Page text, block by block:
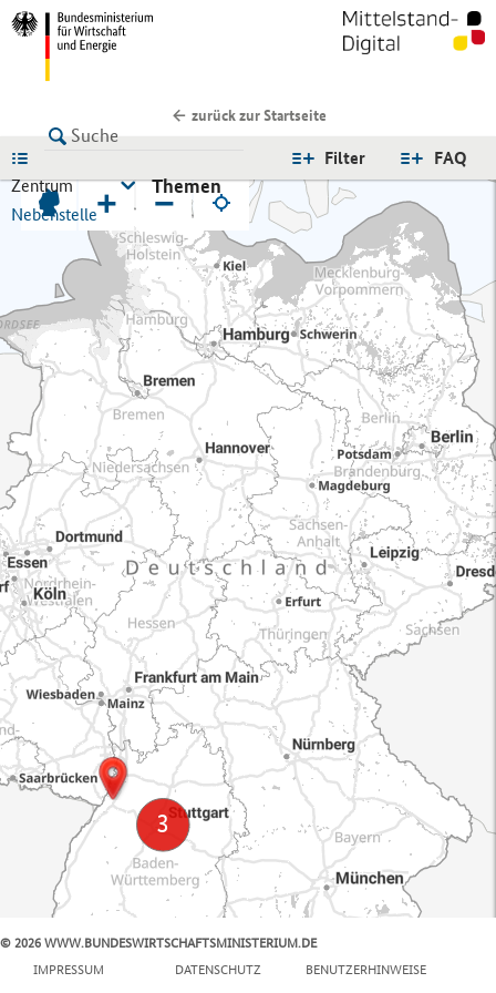
zurück zur Startseite
FAQ
Filter
Zentrum
Nebenstelle
Themen
+ −
© 2026 WWW.BUNDESWIRTSCHAFTSMINISTERIUM.DE
IMPRESSUM
DATENSCHUTZ BENUTZERHINWEISE